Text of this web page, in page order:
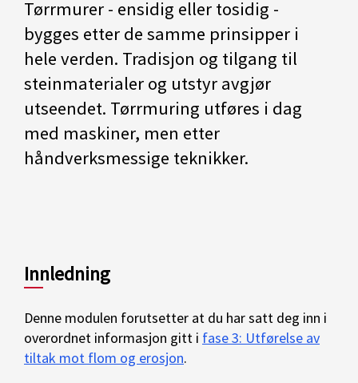
Tørrmurer - ensidig eller tosidig -
bygges etter de samme prinsipper i
hele verden. Tradisjon og tilgang til
steinmaterialer og utstyr avgjør
utseendet. Tørrmuring utføres i dag
med maskiner, men etter
håndverksmessige teknikker.
Innledning
Denne modulen forutsetter at du har satt deg inn i
overordnet informasjon gitt i fase 3: Utførelse av
tiltak mot flom og erosjon.